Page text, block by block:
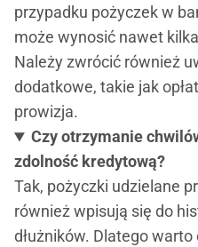
przypadku pożyczek w
może wynosić nawet
Należy zwrócić również
dodatkowe, takie jak
prowizja.
Czy otrzymanie
zdolność kredytową?
Tak, pożyczki udzielane
również wpisują się do
dłużników. Dlatego